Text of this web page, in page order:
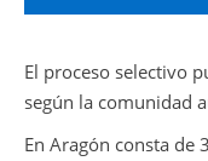
El proceso selectivo
según la comunidad
En Aragón consta de